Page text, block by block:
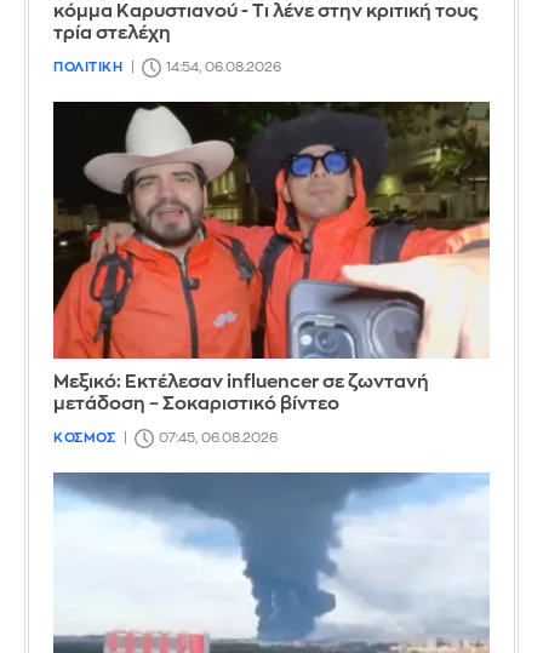
κόμμα Καρυστιανού - Τι λένε στην κριτική τους
τρία στελέχη
ΠΟΛΙΤΙΚΗ 14:54, 06.08.2026
Μεξικό: Εκτέλεσαν influencer σε ζωντανή
μετάδοση – Σοκαριστικό βίντεο
ΚΟΣΜΟΣ 07:45, 06.08.2026